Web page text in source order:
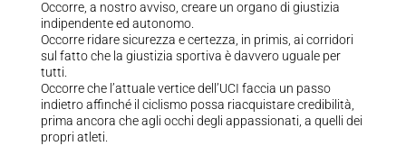
Occorre, a nostro avviso, creare un organo di giustizia
indipendente ed autonomo.
Occorre ridare sicurezza e certezza, in primis, ai corridori
sul fatto che la giustizia sportiva è davvero uguale per
tutti.
Occorre che l’attuale vertice dell’UCI faccia un passo
indietro affinché il ciclismo possa riacquistare credibilità,
prima ancora che agli occhi degli appassionati, a quelli dei
propri atleti.